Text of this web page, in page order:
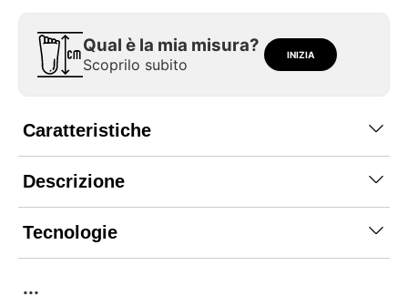
Qual è la mia misura?
Scoprilo subito
INIZIA
Caratteristiche
Descrizione
Tecnologie
...